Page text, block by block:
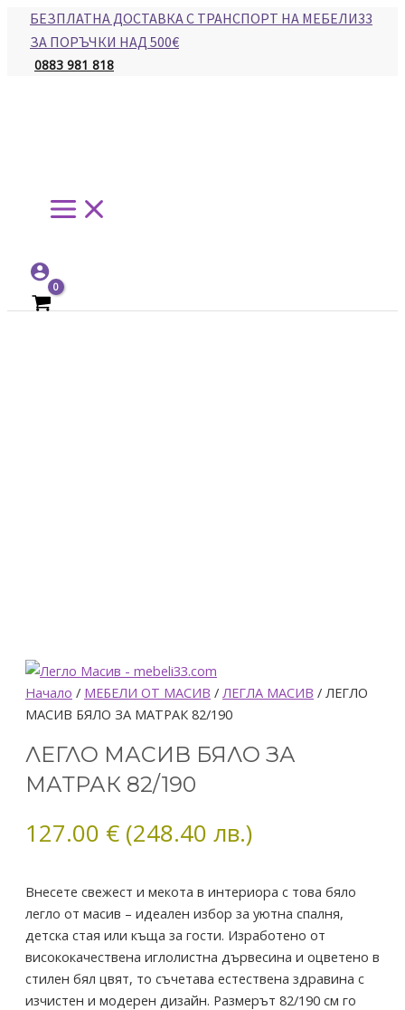
content
БЕЗПЛАТНА ДОСТАВКА С ТРАНСПОРТ НА МЕБЕЛИ33
ЗА ПОРЪЧКИ НАД 500€
0883 981 818
Menu
Начало / МЕБЕЛИ ОТ МАСИВ / ЛЕГЛА МАСИВ / ЛЕГЛО
МАСИВ БЯЛО ЗА МАТРАК 82/190
ЛЕГЛО МАСИВ БЯЛО ЗА
МАТРАК 82/190
127.00 € (248.40 лв.)
Внесете свежест и мекота в интериора с това бяло
легло от масив – идеален избор за уютна спалня,
детска стая или къща за гости. Изработено от
висококачествена иглолистна дървесина и оцветено в
стилен бял цвят, то съчетава естествена здравина с
изчистен и модерен дизайн. Размерът 82/190 см го
количество
за
МАСИВ
БЯЛО
МАТРАК
82/190